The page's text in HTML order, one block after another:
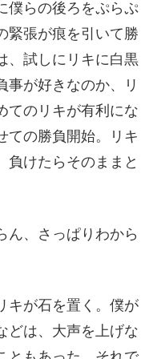
僕らの後ろをぷらぷ
緊張が痕を引いて勝
、試しにリキに白黒
事が好きなのか、リ
てのリキが有利にな
ての勝負開始。リキ
負けたらそのままと
ん、さっぱりわから
キが石を置く。僕が
どは、大声を上げな